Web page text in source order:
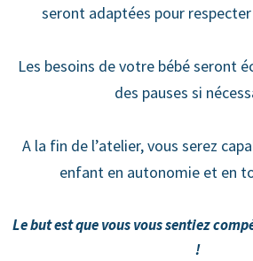
seront adaptées pour
Les besoins de votre bébé seront
des pauses si
A la fin de l’atelier, vous serez
enfant en autonomie et en
Le but est que vous vous sentiez
!